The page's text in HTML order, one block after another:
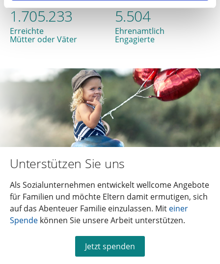
1.705.233
Erreichte
Mütter oder Väter
5.504
Ehrenamtlich
Engagierte
Unterstützen Sie uns
Als Sozialunternehmen entwickelt wellcome Angebote
für Familien und möchte Eltern damit ermutigen, sich
auf das Abenteuer Familie einzulassen. Mit einer
Spende können Sie unsere Arbeit unterstützen.
Jetzt spenden